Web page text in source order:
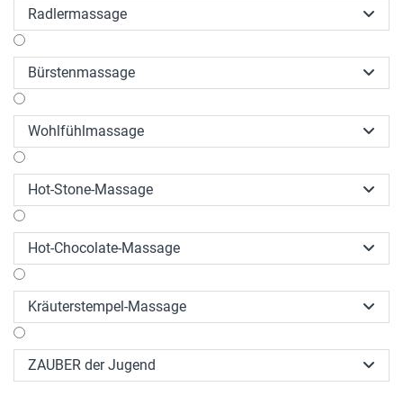
Radlermassage 
Bürstenmassage 
Wohlfühlmassage 
Hot-Stone-Massage 
Hot-Chocolate-Massage 
Kräuterstempel-Massage 
ZAUBER der Jugend 